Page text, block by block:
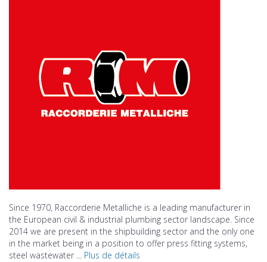
Since 1970, Raccorderie Metalliche is a leading manufacturer in
the European civil & industrial plumbing sector landscape. Since
2014 we are present in the shipbuilding sector and the only one
in the market being in a position to offer press fitting systems,
steel wastewater ... Plus de détails